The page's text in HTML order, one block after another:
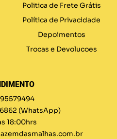
Politica de Frete Grátis
Política de Privacidade
Depoimentos
Trocas e Devolucoes
(WhatsApp)
18:00hrs